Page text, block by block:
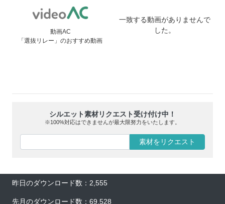
動画AC
「選抜リレー」のおすすめ動画
一致する動画がありませんで
した。
シルエット素材リクエスト受け付け中！
※100%対応はできませんが最大限努力をいたします。
素材をリクエスト
昨日のダウンロード数：2,555
先月のダウンロード数：69,528